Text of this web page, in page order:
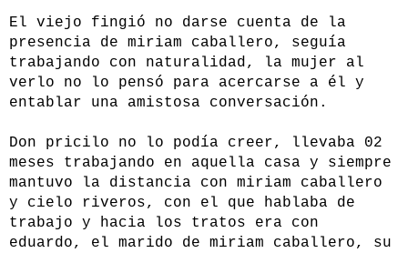
El viejo fingió no darse cuenta de la
presencia de miriam caballero, seguía
trabajando con naturalidad, la mujer al
verlo no lo pensó para acercarse a él y
entablar una amistosa conversación.
Don pricilo no lo podía creer, llevaba 02
meses trabajando en aquella casa y siempre
mantuvo la distancia con miriam caballero
y cielo riveros, con el que hablaba de
trabajo y hacia los tratos era con
eduardo, el marido de miriam caballero, su